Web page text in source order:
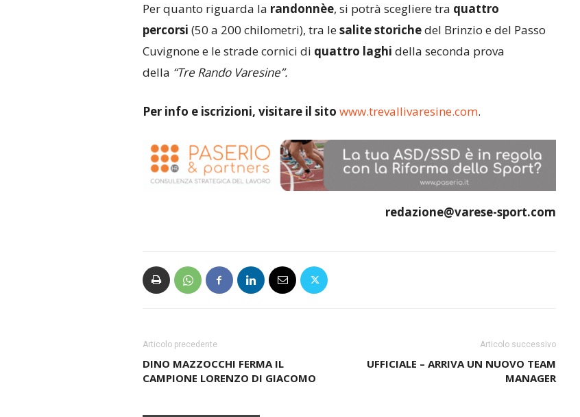
Per quanto riguarda la randonnèe, si potrà scegliere tra quattro
percorsi (50 a 200 chilometri), tra lesalite storichedel Brinzio e del Passo
Cuvignone e le strade cornici di quattro laghi della seconda prova
della “Tre Rando Varesine”.
Per info e iscrizioni, visitare il sito www.trevallivaresine.com.
redazione@varese-sport.com
Articolo precedente
DINO MAZZOCCHI FERMA IL
CAMPIONE LORENZO DI GIACOMO
Articolo successivo
UFFICIALE – ARRIVA UN NUOVO TEAM
MANAGER